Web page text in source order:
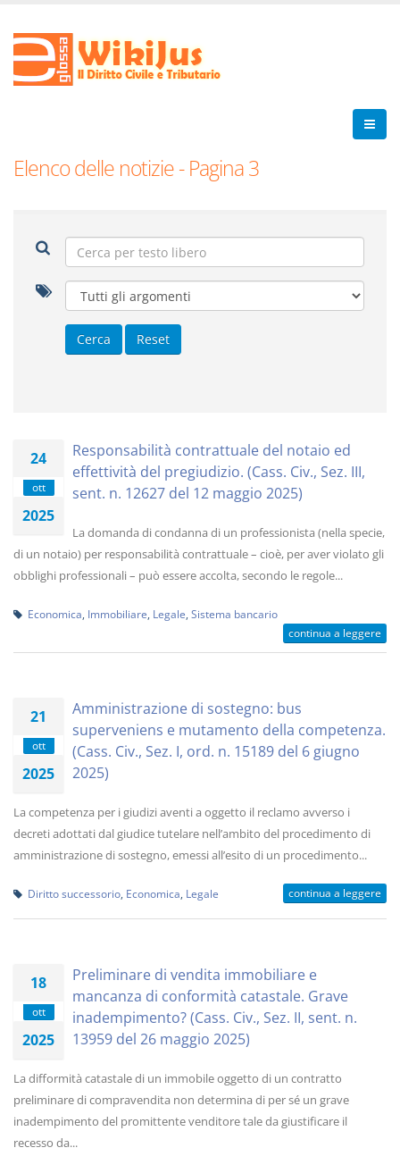
Elenco delle notizie - Pagina 3
24
ott
2025
Responsabilità contrattuale del notaio ed
effettività del pregiudizio. (Cass. Civ., Sez. III,
sent. n. 12627 del 12 maggio 2025)
La domanda di condanna di un professionista (nella specie,
di un notaio) per responsabilità contrattuale – cioè, per aver violato gli
obblighi professionali – può essere accolta, secondo le regole...
Economica Immobiliare Legale Sistema bancario
continua a leggere
21
ott
2025
Amministrazione di sostegno: bus
superveniens e mutamento della competenza.
(Cass. Civ., Sez. I, ord. n. 15189 del 6 giugno
2025)
La competenza per i giudizi aventi a oggetto il reclamo avverso i
decreti adottati dal giudice tutelare nell’ambito del procedimento di
amministrazione di sostegno, emessi all’esito di un procedimento...
Diritto successorio Economica Legale continua a leggere
18
ott
2025
Preliminare di vendita immobiliare e
mancanza di conformità catastale. Grave
inadempimento? (Cass. Civ., Sez. II, sent. n.
13959 del 26 maggio 2025)
La difformità catastale di un immobile oggetto di un contratto
preliminare di compravendita non determina di per sé un grave
inadempimento del promittente venditore tale da giustificare il
recesso da...